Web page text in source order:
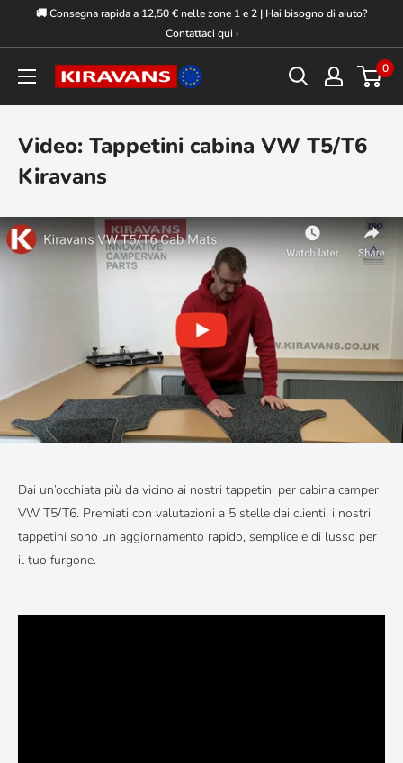
🚚 Consegna rapida a 12,50 € nelle zone 1 e 2 | Hai bisogno di aiuto?
Contattaci qui ›
Kiravans
0
Video: Tappetini cabina VW T5/T6
Kiravans
Dai un’occhiata più da vicino ai nostri tappetini per cabina camper
VW T5/T6. Premiati con valutazioni a 5 stelle dai clienti, i nostri
tappetini sono un aggiornamento rapido, semplice e di lusso per
il tuo furgone.